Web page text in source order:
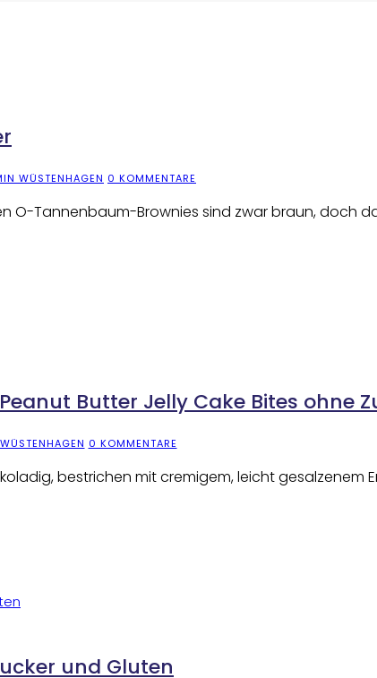
WÜSTENHAGEN 0 KOMMENTARE
O-Tannenbaum-Brownies sind zwar braun, doch
Butter Jelly Cake Bites ohne
0 KOMMENTARE
bestrichen mit cremigem, leicht gesalzenem
und Gluten